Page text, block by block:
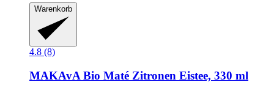
Warenkorb
4.8 (8)
MAKAvA Bio Maté Zitronen Eistee, 330 ml